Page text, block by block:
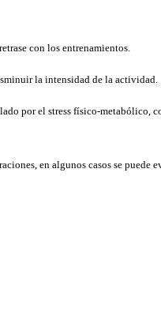
con los entrenamientos.
la intensidad de la actividad.
por el stress físico-metabólico,
en algunos casos se